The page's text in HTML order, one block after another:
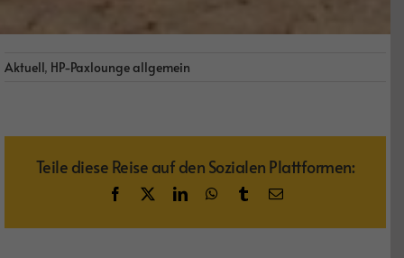
Aktuell, HP-Paxlounge allgemein
Teile diese Reise auf den Sozialen Plattformen:
Facebook
X LinkedInWhatsApp
TumblrE-